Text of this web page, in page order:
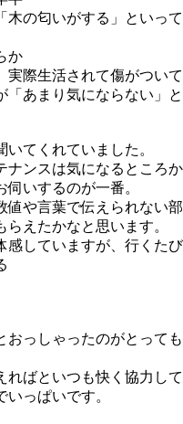
木の匂いがする」といって
か
実際生活されて傷がついて
「あまり気にならない」と
てくれていました。
ナンスは気になるところか
いするのが一番。
値や言葉で伝えられない部
えたかなと思います。
感していますが、行くたび
おっしゃったのがとっても
ればといつも快く協力して
っぱいです。